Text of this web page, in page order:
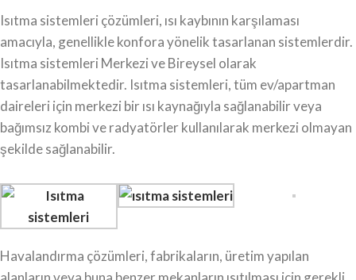
Isıtma sistemleri çözümleri, ısı kaybının karşılaması
amacıyla, genellikle konfora yönelik tasarlanan sistemlerdir.
Isıtma sistemleri Merkezi ve Bireysel olarak
tasarlanabilmektedir. Isıtma sistemleri, tüm ev/apartman
daireleri için merkezi bir ısı kaynağıyla sağlanabilir veya
bağımsız kombi ve radyatörler kullanılarak merkezi olmayan
şekilde sağlanabilir.
Havalandırma çözümleri, fabrikaların, üretim yapılan